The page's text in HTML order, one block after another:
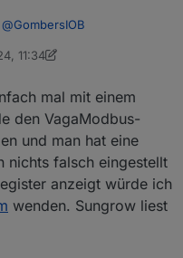
@GombersIOB
Ändern des
11:34
mal mit einem
den VagaModbus-
und man hat eine
nichts falsch eingestellt
anzeigt würde ich
wenden. Sungrow liest